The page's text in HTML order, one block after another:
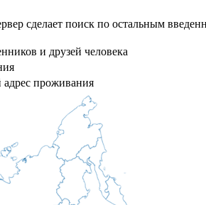
сделает поиск по остальным
и друзей человека
проживания